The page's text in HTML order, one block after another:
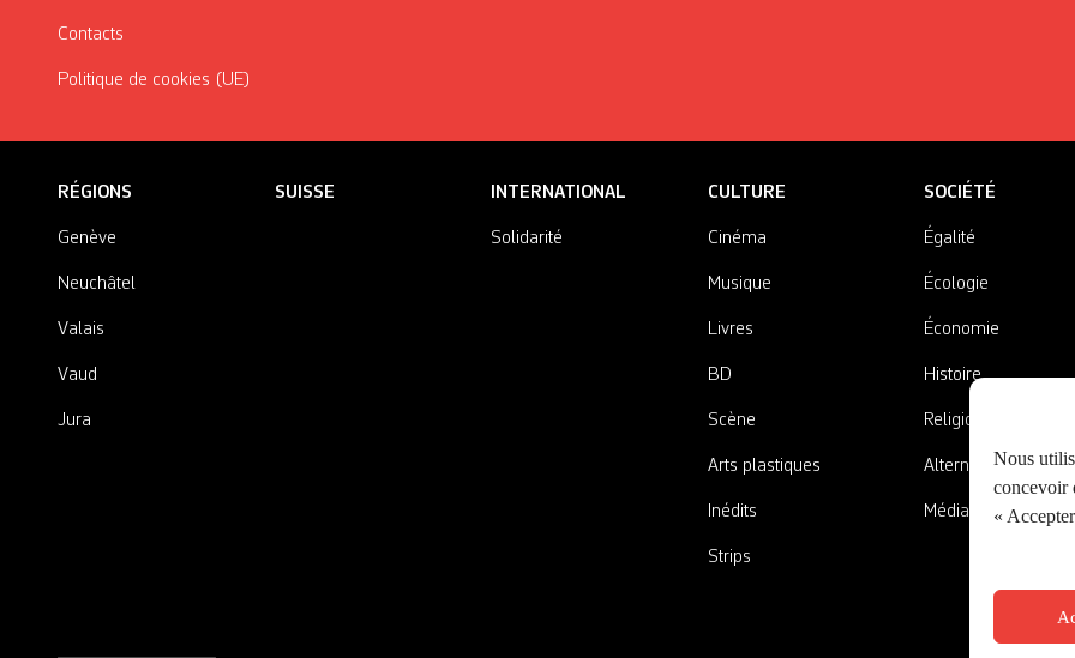
Nous
concevoir
«
Contacts
Politique de cookies (UE)
RÉGIONS
Genève
Neuchâtel
Valais
Vaud
Jura
SUISSE INTERNATIONAL
Solidarité
CULTURE
Cinéma
Musique
Livres
BD
Scène
Arts plastiques
Inédits
Strips
SOCIÉTÉ
Égalité
Écologie
Économie
Histoire
Religions
Alternatives
Médias